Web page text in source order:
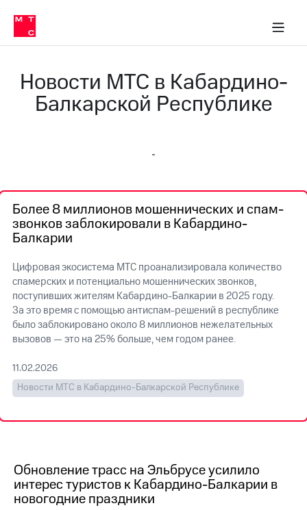
Медиа-центр
и акционерам
Устойчивое развитие
Комплаенс и деловая этика
компании
в МТС
Правовая
информация
Медиа-центр
Пресс-
релизы
МТС
о технологиях
Интервью
Финансовая
Новости
в
Карьера
в МТС
Новости МТС в Кабардино-
Балкарской Республике
Более 8 миллионов мошеннических и спам-
звонков заблокировали в Кабардино-
Балкарии
Цифровая экосистема МТС проанализировала количество
спамерских и потенциально мошеннических звонков,
поступивших жителям Кабардино-Балкарии в 2025 году.
За это время с помощью антиспам-решений в республике
было заблокировано около 8 миллионов нежелательных
вызовов — это на 25% больше, чем годом ранее.
11.02.2026
Новости МТС в Кабардино-Балкарской Республике
Обновление трасс на Эльбрусе усилило
интерес туристов к Кабардино-Балкарии в
новогодние праздники